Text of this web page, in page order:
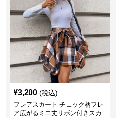
¥3,200 (税込)
フレアスカート チェック柄フレ
ア広がるミニ丈リボン付きスカ